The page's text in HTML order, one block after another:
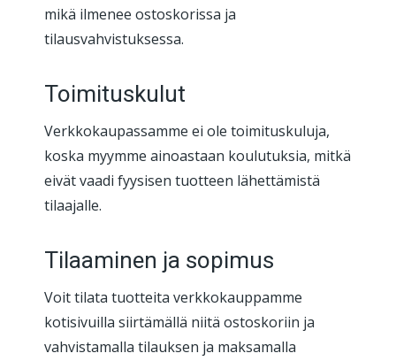
mikä ilmenee ostoskorissa ja
tilausvahvistuksessa.
Toimituskulut
Verkkokaupassamme ei ole toimituskuluja,
koska myymme ainoastaan koulutuksia, mitkä
eivät vaadi fyysisen tuotteen lähettämistä
tilaajalle.
Tilaaminen ja sopimus
Voit tilata tuotteita verkkokauppamme
kotisivuilla siirtämällä niitä ostoskoriin ja
vahvistamalla tilauksen ja maksamalla